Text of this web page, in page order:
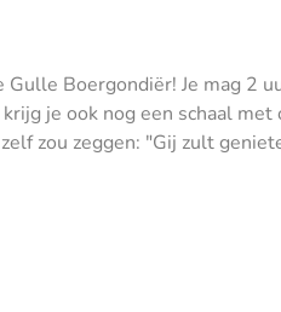
Boergondiër! Je mag 2
je ook nog een schaal
zou zeggen: "Gij zult